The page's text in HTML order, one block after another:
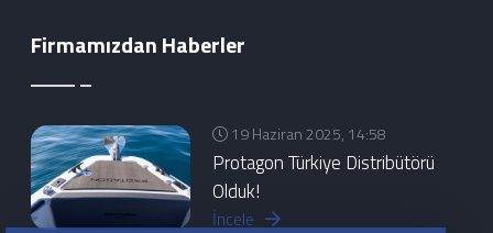
Firmamızdan Haberler
19 Haziran 2025, 14:58
Protagon Türkiye Distribütörü
Olduk!
İncele